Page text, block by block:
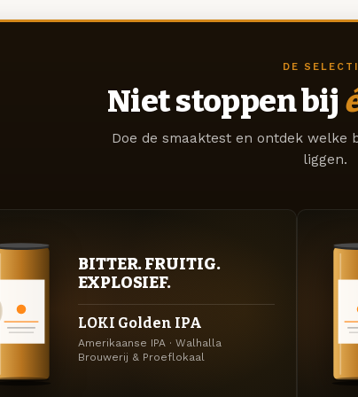
DE
Niet stoppen bij
Doe de smaaktest en ontdek
liggen.
BITTER. FRUITIG.
EXPLOSIEF.
LOKI Golden IPA
Amerikaanse IPA · Walhalla
Brouwerij & Proeflokaal